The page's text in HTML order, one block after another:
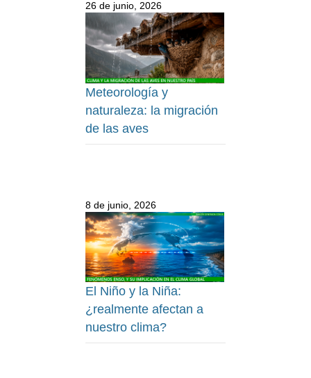
26 de junio, 2026
Meteorología y
naturaleza: la migración
de las aves
8 de junio, 2026
El Niño y la Niña:
¿realmente afectan a
nuestro clima?